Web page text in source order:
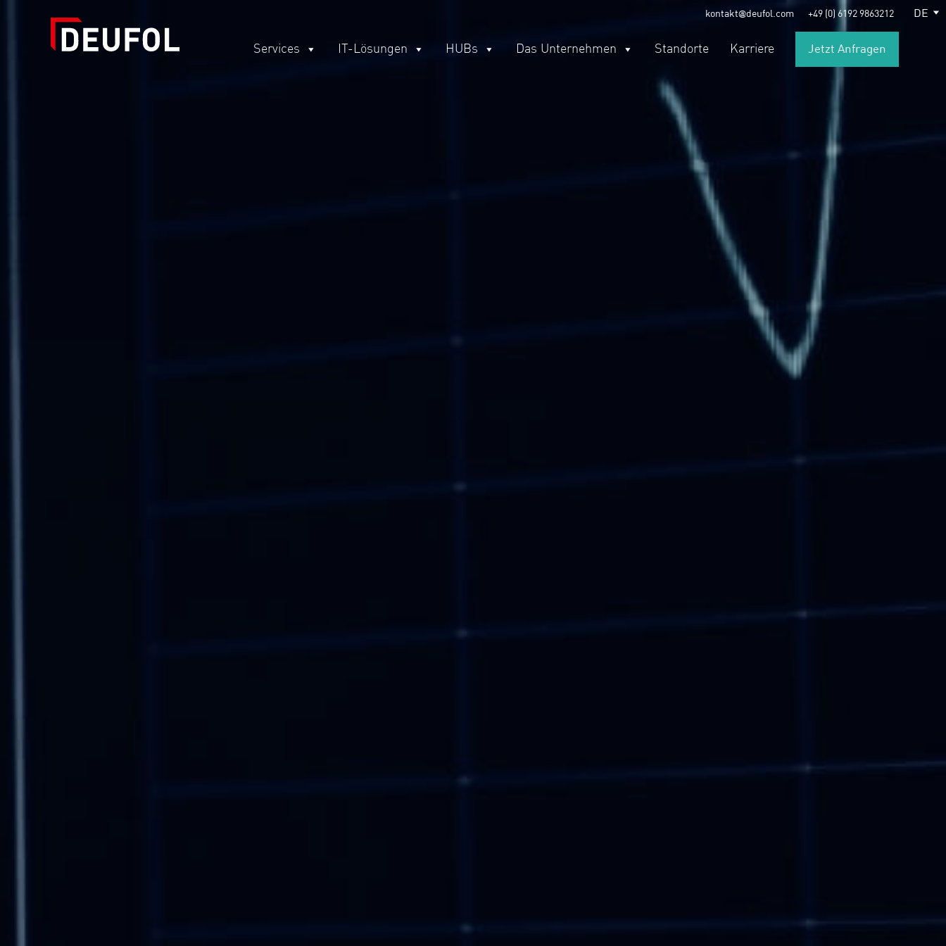
kontakt@deufol.com +49 (0) 6192 9863212 DE
Services IT-Lösungen HUBs Das Unternehmen Standorte Karriere Jetzt Anfragen